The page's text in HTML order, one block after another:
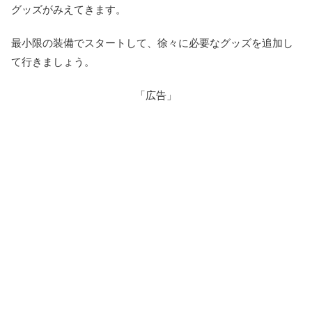
グッズがみえてきます。
最小限の装備でスタートして、徐々に必要なグッズを追加し
て行きましょう。
「広告」